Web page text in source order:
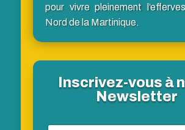
pour vivre pleinement
Nord de la Martinique.
Inscrivez-vous à
Newsletter